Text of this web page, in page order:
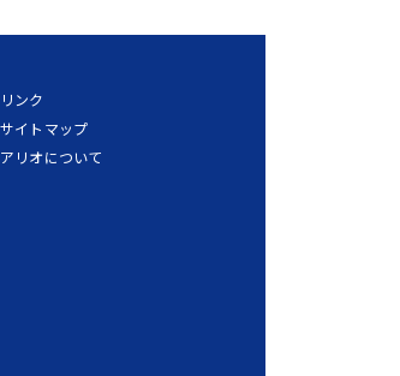
リンク
サイトマップ
アリオについて